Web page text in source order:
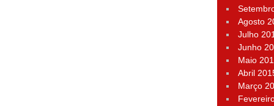
Agosto
Julho
Junho
Maio
Abril
Março